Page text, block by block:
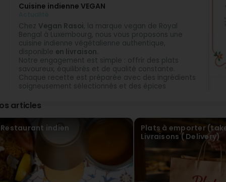
Cuisine indienne VEGAN
Chez Vegan Rasoi, la marque vegan de Royal
Bengal à Luxembourg, nous vous proposons une
cuisine indienne végétalienne authentique,
disponible en livraison
Notre engagement est simple : offrir des plats
savoureux, équilibrés et de qualité constante.
Chaque recette est préparée avec des ingrédients
soigneusement sélectionnés et des épices
goût.
vous grâce à notre service de livraison. Une solution
idéale pour savourer une cuisine indienne
gourmande, saine et 100 % végétale, sans
articles
Restaurant indien
Plats à emporter
Livraisons ( Delivery)